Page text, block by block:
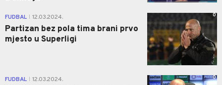
FUDBAL 12.03.2024.
Partizan bez pola tima brani prvo
mjesto u Superligi
0
FUDBAL 12.03.2024. 0